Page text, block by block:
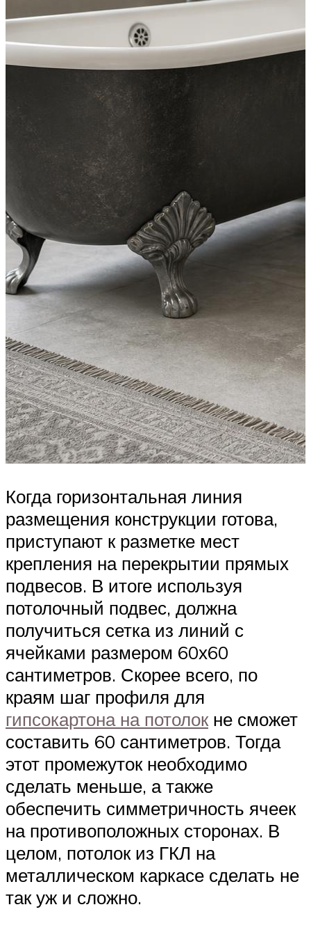
Когда горизонтальная линия
размещения конструкции готова,
приступают к разметке мест
крепления на перекрытии прямых
подвесов. В итоге используя
потолочный подвес, должна
получиться сетка из линий с
ячейками размером 60х60
сантиметров. Скорее всего, по
краям шаг профиля для
гипсокартона на потолок не сможет
составить 60 сантиметров. Тогда
этот промежуток необходимо
сделать меньше, а также
обеспечить симметричность ячеек
на противоположных сторонах. В
целом, потолок из ГКЛ на
металлическом каркасе сделать не
так уж и сложно.